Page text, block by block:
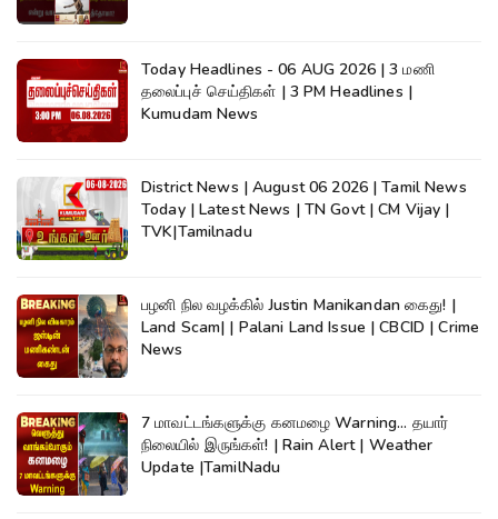
Today Headlines - 06 AUG 2026 | 3 மணி
தலைப்புச் செய்திகள் | 3 PM Headlines |
Kumudam News
District News | August 06 2026 | Tamil News
Today | Latest News | TN Govt | CM Vijay |
TVK|Tamilnadu
பழனி நில வழக்கில் Justin Manikandan கைது! |
Land Scam| | Palani Land Issue | CBCID | Crime
News
7 மாவட்டங்களுக்கு கனமழை Warning... தயார்
நிலையில் இருங்கள்! | Rain Alert | Weather
Update |TamilNadu